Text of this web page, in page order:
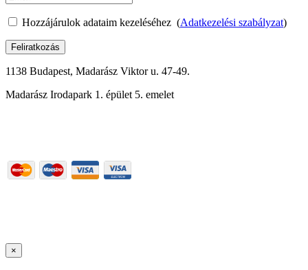
Hozzájárulok adataim kezeléséhez (Adatkezelési szabályzat)
Feliratkozás
1138 Budapest, Madarász Viktor u. 47-49.
Madarász Irodapark 1. épület 5. emelet
×